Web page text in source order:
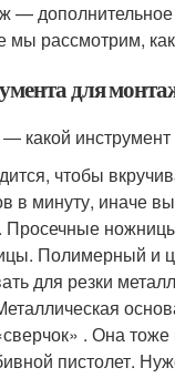
—
мы рассмотрим,
для
какой
чтобы
в минуту, иначе
Просечные
Полимерный и
для резки
. Она
пистолет.